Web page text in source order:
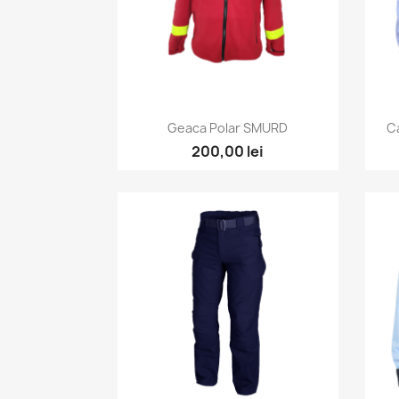
Vizualizare rapida
Geaca Polar SMURD
200,00 lei